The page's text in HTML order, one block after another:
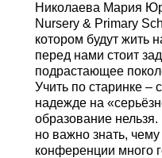
Николаева Мария
Nursery & Primary
котором будут жить
перед нами стоит
подрастающее
Учить по старинке –
надежде на
образование
но важно знать, чему
конференции много